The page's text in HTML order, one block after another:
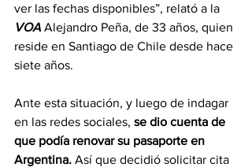
ver las fechas disponibles”, relató a la
VOA Alejandro Peña, de 33 años, quien
reside en Santiago de Chile desde hace
siete años.
Ante esta situación, y luego de indagar
en las redes sociales, se dio cuenta de
que podía renovar su pasaporte en
Argentina. Así que decidió solicitar cita